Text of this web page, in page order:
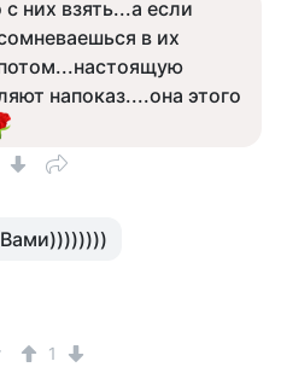
них взять...а если
в их
напоказ....она этого
1